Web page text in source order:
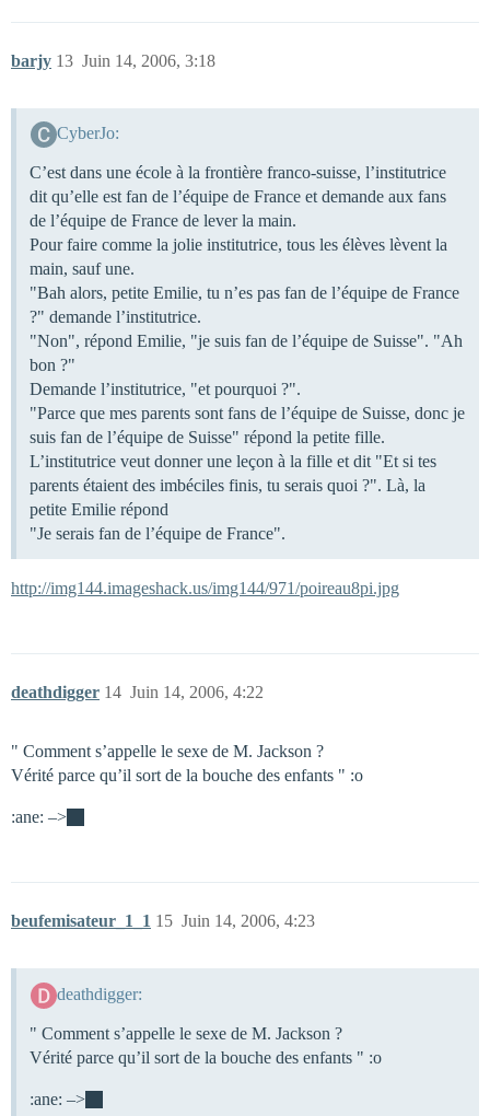
barjy Juin 14, 2006, 3:18
13
CyberJo:
C’est dans une école à la frontière franco-suisse, l’institutrice
dit qu’elle est fan de l’équipe de France et demande aux fans
de l’équipe de France de lever la main.
Pour faire comme la jolie institutrice, tous les élèves lèvent la
main, sauf une.
"Bah alors, petite Emilie, tu n’es pas fan de l’équipe de France
?" demande l’institutrice.
"Non", répond Emilie, "je suis fan de l’équipe de Suisse". "Ah
bon ?"
Demande l’institutrice, "et pourquoi ?".
"Parce que mes parents sont fans de l’équipe de Suisse, donc je
suis fan de l’équipe de Suisse" répond la petite fille.
L’institutrice veut donner une leçon à la fille et dit "Et si tes
parents étaient des imbéciles finis, tu serais quoi ?". Là, la
petite Emilie répond
"Je serais fan de l’équipe de France".
http://img144.imageshack.us/img144/971/poireau8pi.jpg
deathdigger Juin 14, 2006, 4:22
14
" Comment s’appelle le sexe de M. Jackson ?
Vérité parce qu’il sort de la bouche des enfants " :o
:ane: –>
beufemisateur_1_1 Juin 14, 2006, 4:23
15
deathdigger:
" Comment s’appelle le sexe de M. Jackson ?
Vérité parce qu’il sort de la bouche des enfants " :o
:ane: –>